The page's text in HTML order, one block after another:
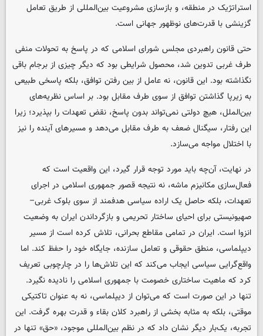
استراتژیک در منطقه، و بازسازی مشروعیت بین‌المللی از طریق تعامل
گزینشی با قدرت‌های نوظهور جهانی است.
حتی قانون راهبردی مجلس شورای اسلامی که در پاسخ به تحولات منفی
طرف غربی تدوین شد، محصول شرایطی بود که دیگر چیزی از برجام باقی
نگذاشته بود. این قانون، نه عامل از بین رفتن توافق، بلکه پاسخی طبیعی
به زیرپا گذاشتن توافق از سوی طرف مقابل بود. بر اساس نظریه‌های
بین‌الملل، هیچ دولتی نمی‌تواند بدون پاسخ، نقض تعهدات را بپذیرد؛ زیرا
این رفتار، سیگنال ضعف به طرف مقابل می‌دهد و مسیرهای آینده را نیز
با اختلال مواجه می‌سازد.
در نهایت، آن‌چه باید مورد توجه قرار گیرد، این واقعیت است که
فعال‌سازی مکانیزم ماشه، نه نتیجه قصور جمهوری اسلامی در اجرای
تعهدات، بلکه حاصل یک اراده سیاسی هدفمند از سوی بلوک غربی–
صهیونیستی برای احیای ساختار تحریمی و بازگرداندن ایران به وضعیت
انزوا است. ایران در تمامی مقاطع بحرانی، تلاش کرده است از مسیر
دیپلماسی، منطق حقوقی و تعامل سازنده، جایگاه خود را حفظ کند. اما
واقع‌گرایی سیاسی ایجاب می‌کند که این تلاش‌ها را در چارچوبی تعریف
کرد که ماهیت ساختاری خصومت با جمهوری اسلامی را نادیده نگیرد.
تنها در این صورت است که می‌توان از دیپلماسی، نه به عنوان تاکتیکی
موقتی، بلکه به مثابه بخشی از راهبرد کلان بقاء و قدرت بهره گرفت. این
تجربه، یک‌بار دیگر نشان داد که در نظم بین‌المللی موجود، «حق» تنها در